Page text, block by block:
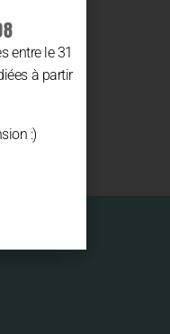
entre le 31
à partir
:)